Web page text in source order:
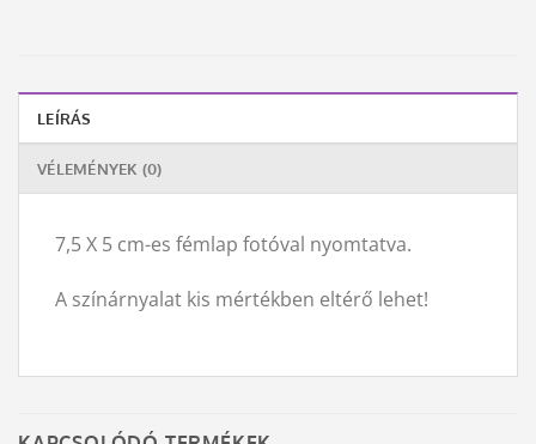
LEÍRÁS
VÉLEMÉNYEK (0)
7,5 X 5 cm-es fémlap fotóval nyomtatva.
A színárnyalat kis mértékben eltérő lehet!